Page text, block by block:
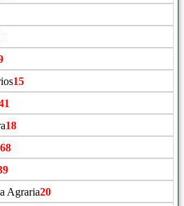
15
18
68
Agraria20